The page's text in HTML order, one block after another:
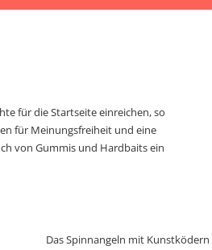
für die Startseite einreichen, so
für Meinungsfreiheit und eine
von Gummis und Hardbaits ein
Das Spinnangeln mit